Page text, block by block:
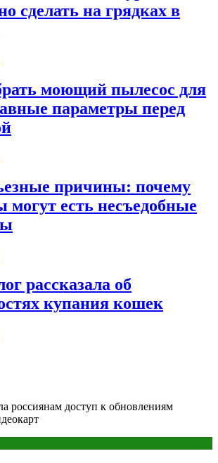
сделать на грядках в
моющий пылесос для
параметры перед
причины: почему
могут есть несъедобные
рассказала об
купания кошек
россиянам доступ к обновлениям